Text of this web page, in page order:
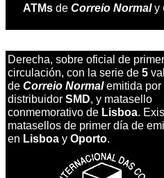
ATMs de Correio Normal y
Derecha, sobre oficial de
circulación, con la serie de 5
de Correio Normalemitida por
distribuidor SMD, y matasello
conmemorativo de Lisboa.
matasellos de primer día de
en Lisboa y Oporto.